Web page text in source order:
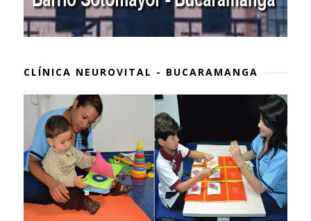
CLÍNICA NEUROVITAL - BUCARAMANGA